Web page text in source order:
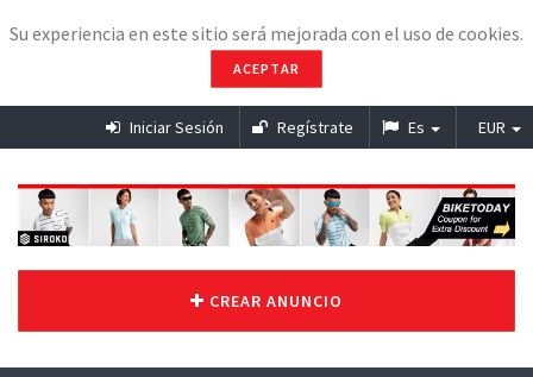
Su experiencia en este sitio será mejorada con el uso de cookies.
ACEPTAR
Iniciar Sesión Regístrate Es EUR
CREAR ANUNCIO